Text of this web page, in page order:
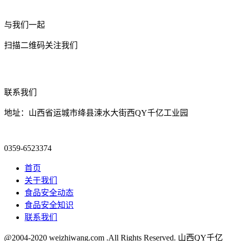
与我们一起
扫描二维码关注我们
联系我们
地址：山西省运城市绛县涑水大街西QY千亿工业园
0359-6523374
首页
关于我们
食品安全动态
食品安全知识
联系我们
@2004-2020 weizhiwang.com .All Rights Reserved. 山西QY千亿